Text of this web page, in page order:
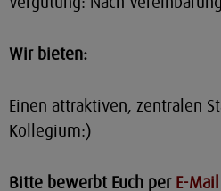
Wir bieten:
Einen attraktiven, zentralen
Kollegium:)
Bitte bewerbt Euch per E-Mail